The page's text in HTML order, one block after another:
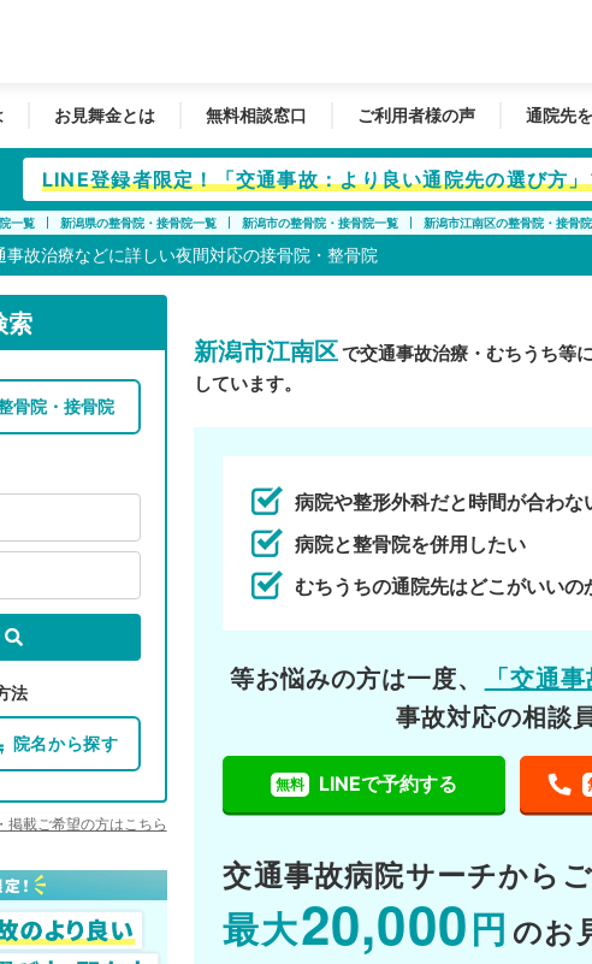
お見舞金とは 無料相談窓口 ご利用者様の声 通院先
LINE登録者限定！「交通事故：より良い通院先の選び方
一覧 新潟県の整骨院・接骨院一覧 新潟市の整骨院・接骨院一覧 新潟市江南区の整骨院・接骨
事故治療などに詳しい夜間対応の接骨院・整骨院
索
骨院・接骨院
法
院名から探す
掲載ご希望の方はこちら
新潟市江南区で交通事故治療・むちうち等
しています。
病院や整形外科だと時間が合わな
病院と整骨院を併用したい
むちうちの通院先はどこがいいの
等お悩みの方は一度、 「交通
事故対応の相談
無料 LINEで予約する
交通事故病院サーチから
最大20,000 円 のお